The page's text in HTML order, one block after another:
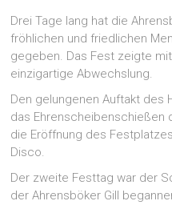
Drei Tage lang hat die
fröhlichen und friedlichen
gegeben. Das Fest zeigte
einzigartige Abwechslung.
Den gelungenen Auftakt des
das Ehrenscheibenschießen
die Eröffnung des
Disco.
Der zweite Festtag war der
der Ahrensböker Gill